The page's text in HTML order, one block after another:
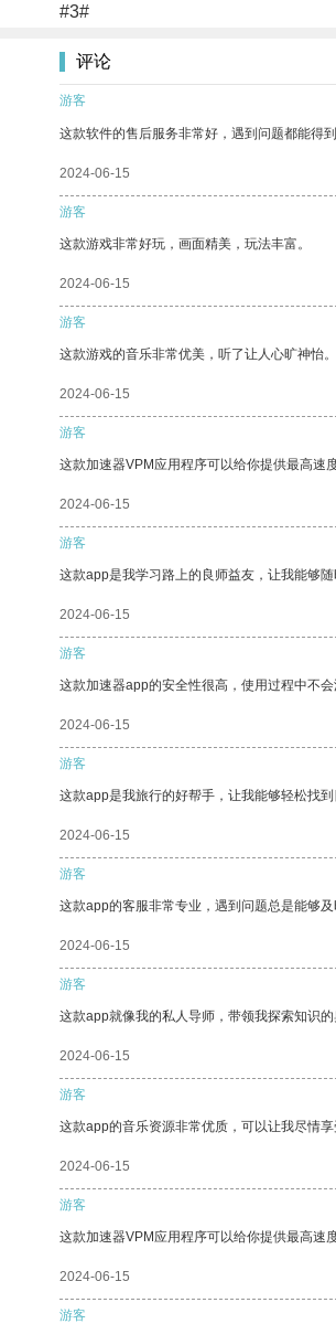
#3#
评论
游客
这款软件的售后服务非常好，遇到问题都能得到
2024-06-15
游客
这款游戏非常好玩，画面精美，玩法丰富。
2024-06-15
游客
这款游戏的音乐非常优美，听了让人心旷神怡。
2024-06-15
游客
这款加速器VPM应用程序可以给你提供最高速
2024-06-15
游客
这款app是我学习路上的良师益友，让我能够随
2024-06-15
游客
这款加速器app的安全性很高，使用过程中不会
2024-06-15
游客
这款app是我旅行的好帮手，让我能够轻松找到
2024-06-15
游客
这款app的客服非常专业，遇到问题总是能够及
2024-06-15
游客
这款app就像我的私人导师，带领我探索知识的
2024-06-15
游客
这款app的音乐资源非常优质，可以让我尽情享
2024-06-15
游客
这款加速器VPM应用程序可以给你提供最高速
2024-06-15
游客